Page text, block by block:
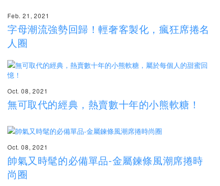
Feb. 21, 2021
字母潮流強勢回歸！輕奢客製化，瘋狂席捲名
人圈
Oct. 08, 2021
無可取代的經典，熱賣數十年的小熊軟糖！
Oct. 08, 2021
帥氣又時髦的必備單品-金屬鍊條風潮席捲時
尚圈